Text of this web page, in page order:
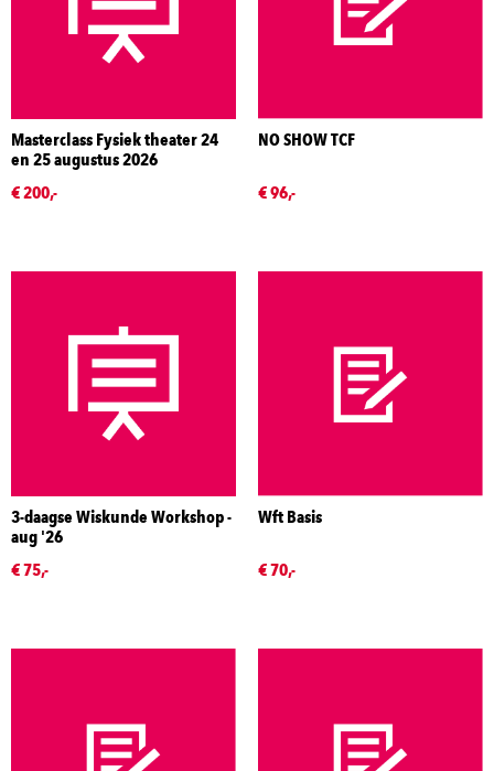
Masterclass Fysiek theater 24
en 25 augustus 2026
€ 200,-
NO SHOW TCF
€ 96,-
3-daagse Wiskunde Workshop -
aug '26
€ 75,-
Wft Basis
€ 70,-